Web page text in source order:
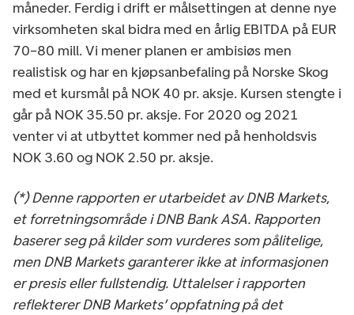
måneder. Ferdig i drift er målsettingen at denne nye
virksomheten skal bidra med en årlig EBITDA på EUR
70–80 mill. Vi mener planen er ambisiøs men
realistisk og har en kjøpsanbefaling på Norske Skog
med et kursmål på NOK 40 pr. aksje. Kursen stengte i
går på NOK 35.50 pr. aksje. For 2020 og 2021
venter vi at utbyttet kommer ned på henholdsvis
NOK 3.60 og NOK 2.50 pr. aksje.
(*) Denne rapporten er utarbeidet av DNB Markets,
et forretningsområde i DNB Bank ASA. Rapporten
baserer seg på kilder som vurderes som pålitelige,
men DNB Markets garanterer ikke at informasjonen
er presis eller fullstendig. Uttalelser i rapporten
reflekterer DNB Markets’ oppfatning på det